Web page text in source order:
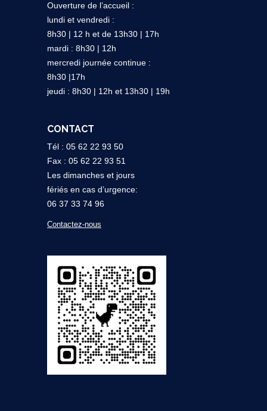
Ouverture de l’accueil :
lundi et vendredi :
8h30 | 12 h et de 13h30 | 17h
mardi : 8h30 | 12h
mercredi journée continue :
8h30 |17h
jeudi : 8h30 | 12h et 13h30 | 19h
CONTACT
Tél : 05 62 22 93 50
Fax : 05 62 22 93 51
Les dimanches et jours
fériés en cas d’urgence:
06 37 33 74 96
Contactez-nous